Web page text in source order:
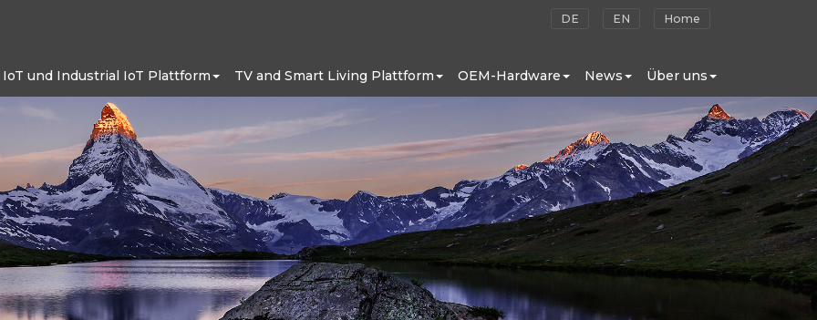
DE EN Home
IoT und Industrial IoT Plattform TV and Smart Living Plattform OEM-Hardware News Über uns